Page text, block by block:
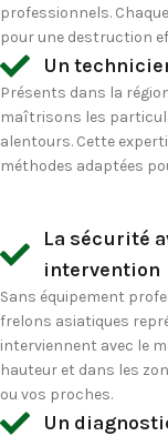
professionnels.
pour une destruction
Un
Présents dans la
maîtrisons les
alentours. Cette
méthodes adaptées
La sécurité
intervention
Sans équipement
frelons asiatiques
interviennent avec le
hauteur et dans les
ou vos proches.
Un